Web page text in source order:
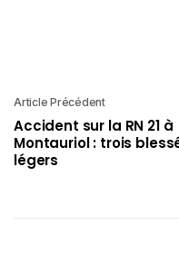
Article Précédent
Accident sur la RN 21 à
Montauriol : trois
légers